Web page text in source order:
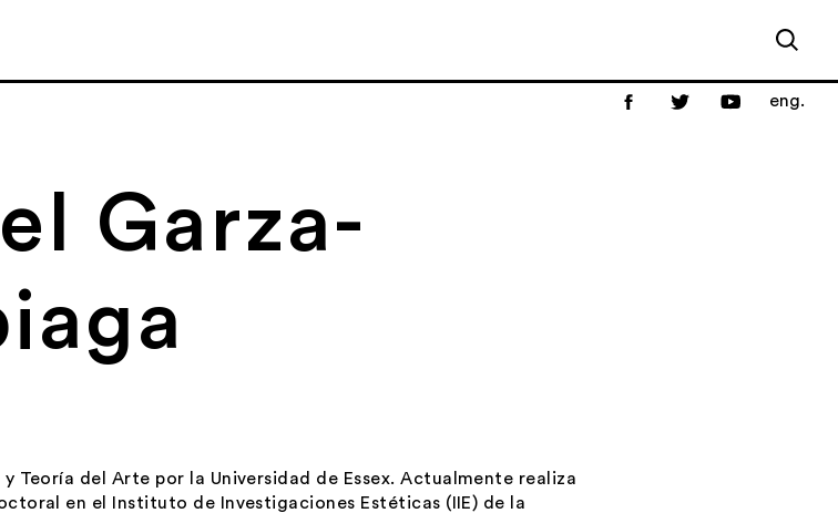
eng.
Garza-
Teoría del Arte por la Universidad de Essex. Actualmente realiza
en el Instituto de Investigaciones Estéticas (IIE) de la